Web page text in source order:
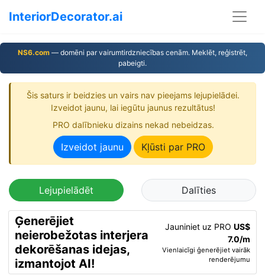
InteriorDecorator.ai
NS6.com — domēni par vairumtirdzniecības cenām. Meklēt, reģistrēt,
pabeigti.
Šis saturs ir beidzies un vairs nav pieejams lejupielādei.
Izveidot jaunu, lai iegūtu jaunus rezultātus!
PRO dalībnieku dizains nekad nebeidzas.
Izveidot jaunu Kļūsti par PRO
Lejupielādēt Dalīties
Ģenerējiet
neierobežotas interjera
dekorēšanas idejas,
izmantojot AI!
Jauniniet uz PRO US$
7.0/m
Vienlaicīgi ģenerējiet vairāk
renderējumu